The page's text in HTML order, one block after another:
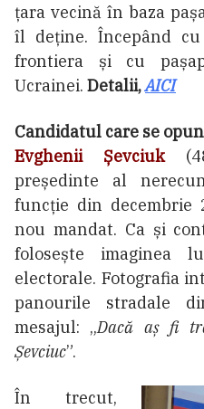
țara vecină în baza
îl deține. Începând
frontiera și cu
Ucrainei. Detalii,AICI
Candidatul care se
Evghenii Șevciuk
președinte al
funcție din
nou mandat. Ca și
folosește imaginea
electorale. Fotografia
panourile stradale
mesajul: „Dacă aș fi
Șevciuc”.
În trecut,